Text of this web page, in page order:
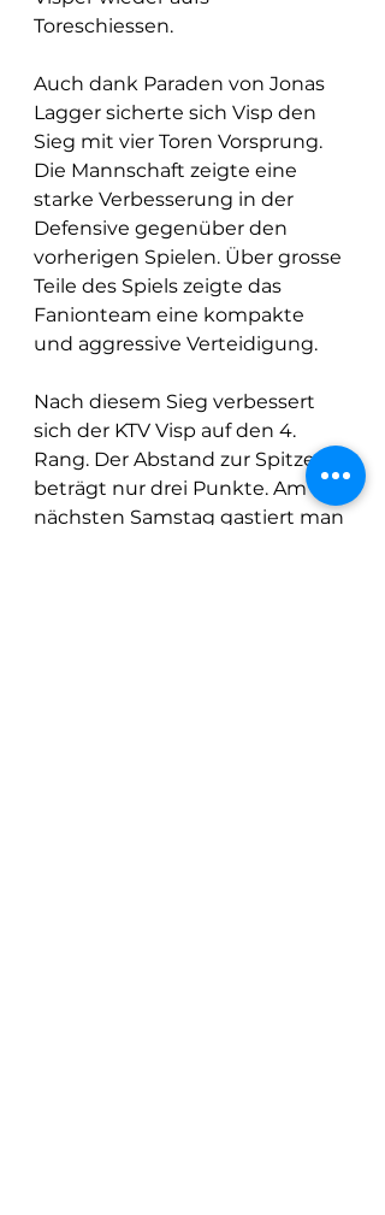
Toreschiessen.
Auch dank Paraden von Jonas
Lagger sicherte sich Visp den
Sieg mit vier Toren Vorsprung.
Die Mannschaft zeigte eine
starke Verbesserung in der
Defensive gegenüber den
vorherigen Spielen. Über grosse
Teile des Spiels zeigte das
Fanionteam eine kompakte
und aggressive Verteidigung.
Nach diesem Sieg verbessert
sich der KTV Visp auf den 4.
Rang. Der Abstand zur Spitze
beträgt nur drei Punkte. Am
nächsten Samstag gastiert man